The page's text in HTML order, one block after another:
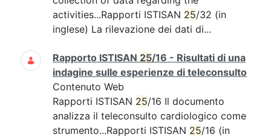
activities...Rapporti ISTISAN 25/32 (in
inglese) La rilevazione dei dati di...
Rapporto ISTISAN 25/16 - Risultati di una
indagine sulle esperienze di teleconsulto
Contenuto Web
Rapporti ISTISAN 25/16 Il documento
analizza il teleconsulto cardiologico come
strumento...Rapporti ISTISAN 25/16 (in